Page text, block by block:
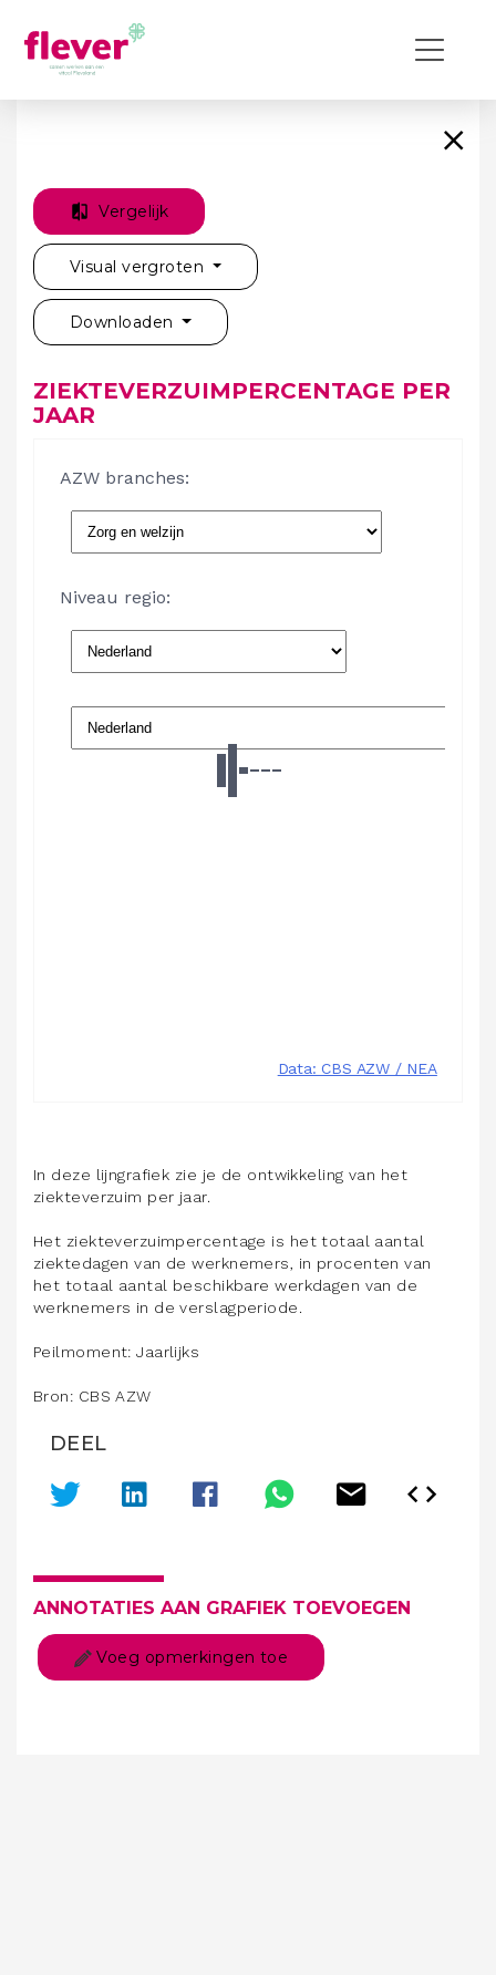
Vergelijk
Visual vergroten
Downloaden
ZIEKTEVERZUIMPERCENTAGE PER
JAAR
In deze lijngrafiek zie je de ontwikkeling van het
ziekteverzuim per jaar.
Het ziekteverzuimpercentage is het totaal aantal
ziektedagen van de werknemers, in procenten van
het totaal aantal beschikbare werkdagen van de
werknemers in de verslagperiode.
Peilmoment: Jaarlijks
Bron: CBS AZW
DEEL
ANNOTATIES AAN GRAFIEK TOEVOEGEN
Voeg opmerkingen toe